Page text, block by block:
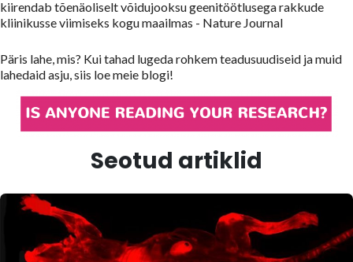
kiirendab tõenäoliselt võidujooksu geenitöötlusega rakkude
kliinikusse viimiseks kogu maailmas - Nature Journal
Päris lahe, mis? Kui tahad lugeda rohkem teadusuudiseid ja muid
lahedaid asju, siis loe meie blogi!
Seotud artiklid